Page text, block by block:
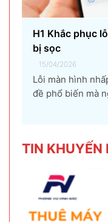
H1 Khắc phục
bị sọc
15/04/2026
Lỗi màn hình
đề phổ biến mà
nhân...
TIN KHUYẾN